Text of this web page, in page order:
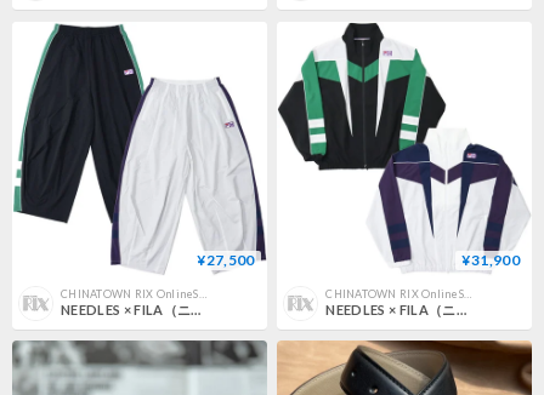
¥27,500
NEEDLES × FILA（ニードルス×フィラ）"H.D. Wind Pant"
¥31,900
CHINATOWN RIX OnlineStore
NEEDLES × FILA（ニードルス×フィラ）"Star Cut Over Sized Windbreaker"